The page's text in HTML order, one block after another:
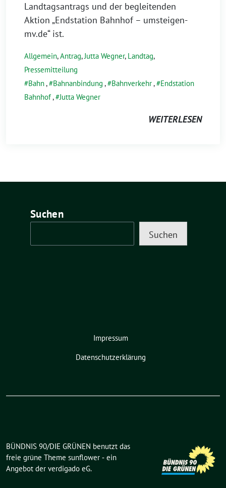
Landtagsantrags und der begleitenden
Aktion „Endstation Bahnhof – umsteigen-
mv.de“ ist.
Allgemein,Antrag,Jutta Wegner, Landtag,
Pressemitteilung
Bahn, Bahnanbindung , Bahnverkehr,
Endstation
Bahnhof, Jutta Wegner
WEITERLESEN
Suchen
Suchen
Impressum
Datenschutzerklärung
BÜNDNIS 90/DIE GRÜNEN benutzt das
freie grüne Theme sunflower ‐ ein
Angebot der verdigado eG.